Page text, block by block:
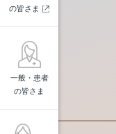
の皆さま
一般・患者
の皆さま